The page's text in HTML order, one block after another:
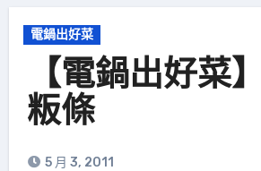
電鍋出好菜
【電鍋出好菜
粄條
5 月 3, 2011